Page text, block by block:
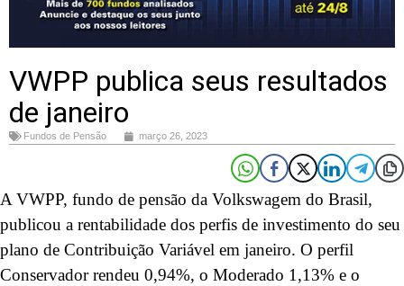
VWPP publica seus resultados
de janeiro
Fundos de Pensão março 26, 2023
A VWPP, fundo de pensão da Volkswagem do Brasil,
publicou a rentabilidade dos perfis de investimento do seu
plano de Contribuição Variável em janeiro. O perfil
Conservador rendeu 0,94%, o Moderado 1,13% e o